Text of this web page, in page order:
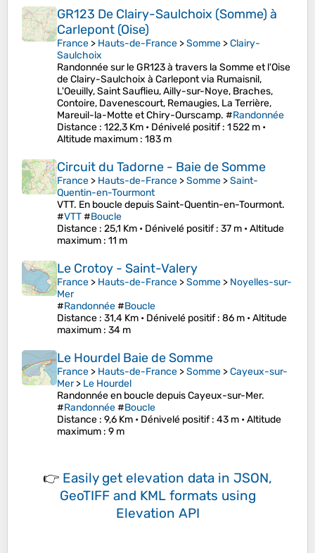
GR123 De Clairy-Saulchoix (Somme) à
Carlepont (Oise)
France > Hauts-de-France >Somme >Clairy-
Saulchoix
Randonnée sur le GR123 à travers la Somme et l'Oise
de Clairy-Saulchoix à Carlepont via Rumaisnil,
L'Oeuilly, Saint Sauflieu, Ailly-sur-Noye, Braches,
Contoire, Davenescourt, Remaugies, La Terrière,
Mareuil-la-Motte et Chiry-Ourscamp. #Randonnée
Distance : 122,3 Km • Dénivelé positif: 1 522 m •
Altitude maximum : 183 m
Circuit du Tadorne - Baie de Somme
France > Hauts-de-France >Somme >Saint-
Quentin-en-Tourmont
VTT. En boucle depuis Saint-Quentin-en-Tourmont.
#VTT#Boucle
Distance : 25,1 Km • Dénivelé positif: 37 m •Altitude
maximum : 11 m
Le Crotoy - Saint-Valery
France > Hauts-de-France >Somme > Noyelles-sur-
Mer
#Randonnée#Boucle
Distance : 31,4 Km • Dénivelé positif: 86 m •Altitude
maximum : 34 m
Le Hourdel Baie de Somme
France > Hauts-de-France >Somme >Cayeux-sur-
Mer> Le Hourdel
Randonnée en boucle depuis Cayeux-sur-Mer.
#Randonnée#Boucle
Distance : 9,6 Km • Dénivelé positif: 43 m •Altitude
maximum : 9 m
👉 Easily get elevation data in JSON,
GeoTIFF and KML formats using
Elevation API